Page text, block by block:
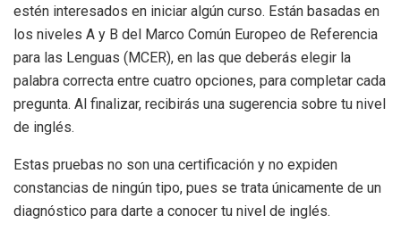
estén interesados en iniciar algún curso. Están basadas en
los niveles A y B del Marco Común Europeo de Referencia
para las Lenguas (MCER), en las que deberás elegir la
palabra correcta entre cuatro opciones, para completar cada
pregunta. Al finalizar, recibirás una sugerencia sobre tu nivel
de inglés.
Estas pruebas no son una certificación y no expiden
constancias de ningún tipo, pues se trata únicamente de un
diagnóstico para darte a conocer tu nivel de inglés.